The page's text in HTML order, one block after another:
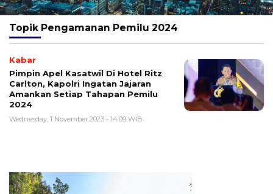
Topik Pengamanan Pemilu 2024
Kabar
Pimpin Apel Kasatwil Di Hotel Ritz
Carlton, Kapolri Ingatan Jajaran
Amankan Setiap Tahapan Pemilu
2024
Wednesday, 1 November 2023 - 14:09 WIB